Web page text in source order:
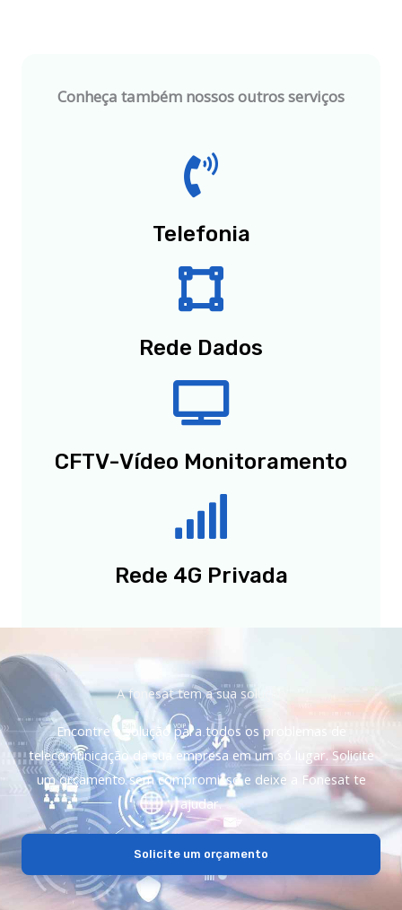
Conheça também nossos outros serviços
Telefonia
Rede Dados
CFTV-Vídeo Monitoramento
Rede 4G Privada
A fonesat tem a sua solução
Encontre a solução para todos os problemas de
telecomunicação da sua empresa em um só lugar. Solicite
um orçamento sem compromisso e deixe a Fonesat te
ajudar.
Solicite um orçamento